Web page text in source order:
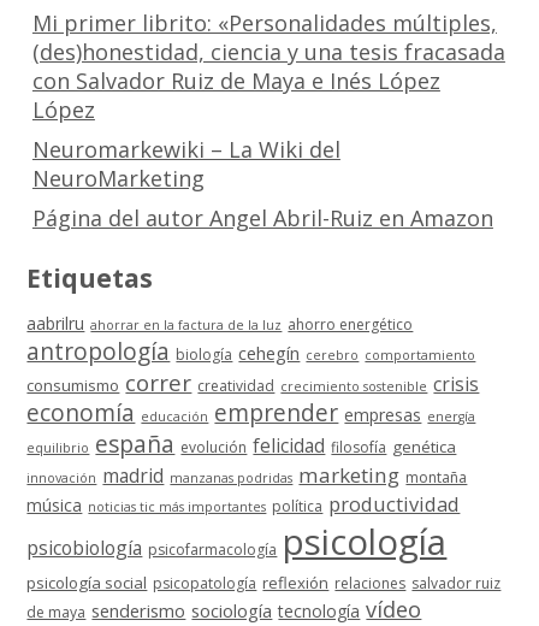
Mi primer librito: «Personalidades múltiples,
(des)honestidad, ciencia y una tesis fracasada
con Salvador Ruiz de Maya e Inés López
López
Neuromarkewiki – La Wiki del
NeuroMarketing
Página del autor Angel Abril-Ruiz en Amazon
Etiquetas
aabrilru ahorrar en la factura de la luz ahorro energético
antropología biología cehegín cerebro comportamiento
consumismo correr creatividad crecimiento sostenible crisis
economía educación emprender empresas energía
equilibrio españa evolución felicidad filosofía genética
innovación madrid manzanas podridas marketing montaña
música noticias tic más importantes política productividad
psicobiología psicofarmacología psicología
psicología social psicopatología reflexión relaciones salvador ruiz
de maya senderismo sociología tecnología vídeo